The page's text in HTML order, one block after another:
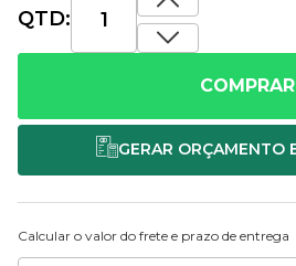
QTD:
COMPRAR
Calcular o valor do frete e prazo de entrega